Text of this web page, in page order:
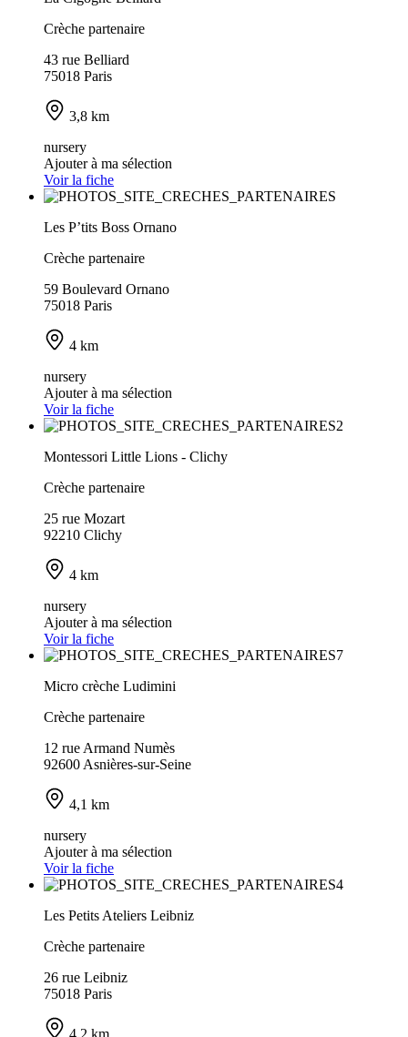
Crèche partenaire
43 rue Belliard
75018 Paris
3,8 km
nursery
Ajouter à ma sélection
Voir la fiche
Les P’tits Boss Ornano
Crèche partenaire
59 Boulevard Ornano
75018 Paris
4 km
nursery
Ajouter à ma sélection
Voir la fiche
Montessori Little Lions - Clichy
Crèche partenaire
25 rue Mozart
92210 Clichy
4 km
nursery
Ajouter à ma sélection
Voir la fiche
Micro crèche Ludimini
Crèche partenaire
12 rue Armand Numès
92600 Asnières-sur-Seine
4,1 km
nursery
Ajouter à ma sélection
Voir la fiche
Les Petits Ateliers Leibniz
Crèche partenaire
26 rue Leibniz
75018 Paris
4,2 km